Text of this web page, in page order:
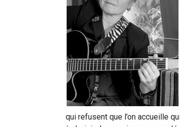
qui refusent que l’on accueille